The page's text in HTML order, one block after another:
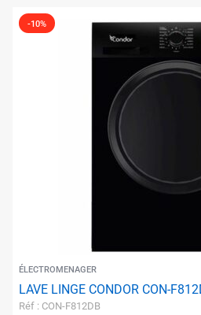
-10%
ÉLECTROMENAGER
LAVE LINGE CONDOR CON-
Réf : CON-F812DB